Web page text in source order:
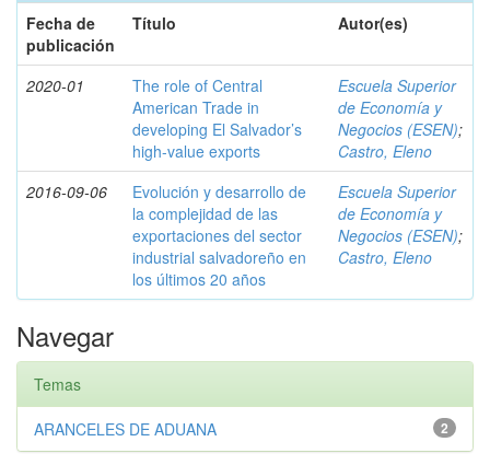
Fecha de
publicación
Título Autor(es)
2020-01
The role of Central
American Trade in
developing El Salvador’s
high-value exports
Escuela Superior
de Economía y
Negocios (ESEN);
Castro, Eleno
2016-09-06
Evolución y desarrollo de
la complejidad de las
exportaciones del sector
industrial salvadoreño en
los últimos 20 años
Escuela Superior
de Economía y
Negocios (ESEN);
Castro, Eleno
Navegar
Temas
2
ARANCELES DE ADUANA